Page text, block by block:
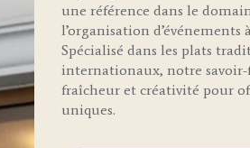
une référence dans le
l’organisation d’événements
Spécialisé dans les plats
internationaux, notre
fraîcheur et créativité pour
uniques.